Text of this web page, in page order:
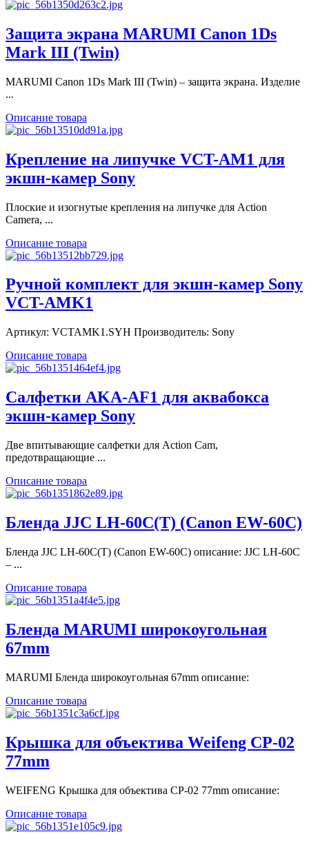
Защита экрана MARUMI Canon 1Ds
Mark III (Twin)
MARUMI Canon 1Ds Mark III (Twin) – защита экрана. Изделие
...
Описание товара
Крепление на липучке VCT-AM1 для
экшн-камер Sony
Плоские и изогнутые крепления на липучке для Action
Camera, ...
Описание товара
Ручной комплект для экшн-камер Sony
VCT-AMK1
Артикул: VCTAMK1.SYH Производитель: Sony
Описание товара
Салфетки AKA-AF1 для аквабокса
экшн-камер Sony
Две впитывающие салфетки для Action Cam,
предотвращающие ...
Описание товара
Бленда JJC LH-60C(T) (Canon EW-60C)
Бленда JJC LH-60C(T) (Canon EW-60C) описание: JJC LH-60С
– ...
Описание товара
Бленда MARUMI широкоугольная
67mm
MARUMI Бленда широкоугольная 67mm описание:
Описание товара
Крышка для объектива Weifeng CP-02
77mm
WEIFENG Крышка для объектива CP-02 77mm описание:
Описание товара